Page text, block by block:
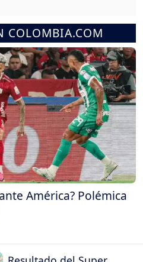
COLOMBIA.COM
América? Polémica